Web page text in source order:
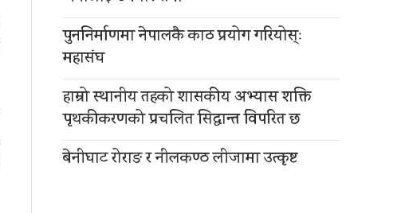
पुननिर्माणमा नेपालकै काठ प्रयोग गरियोस्ः
महासंघ
हाम्रो स्थानीय तहको शासकीय अभ्यास शक्ति
पृथकीकरणको प्रचलित सिद्धान्त विपरित छ
बेनीघाट रोराङ र नीलकण्ठ लीजामा उत्कृष्ट